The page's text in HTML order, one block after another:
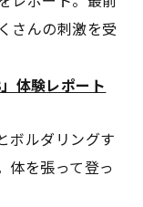
さんの刺激を受
体験レポート
ボルダリングす
体を張って登っ